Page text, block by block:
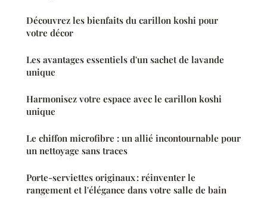
Découvrez les bienfaits du carillon koshi pour
votre décor
Les avantages essentiels d'un sachet de lavande
unique
Harmonisez votre espace avec le carillon koshi
unique
Le chiffon microfibre : un allié incontournable pour
un nettoyage sans traces
Porte-serviettes originaux : réinventer le
rangement et l'élégance dans votre salle de bain